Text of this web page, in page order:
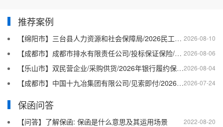
推荐案例
2026-08-10
【绵阳市】三台县人力资源和社会保障局/2026民工工资保函二
2026-08-06
【成都市】成都市排水有限责任公司/投标保证保险/2026银行投标保函十三
2026-08-04
【乐山市】双民营企业/采购供货/2026年银行履约保函四十二
2026-07-24
【成都市】中国十九冶集团有限公司/见索即付/2026年银行履约保函四十一
保函问答
2022-08-20
【问答】了解保函: 保函是什么意思及其运用场景